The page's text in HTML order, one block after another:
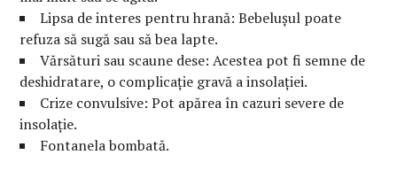
Lipsa de interes pentru hrană: Bebelușul poate
refuza să sugă sau să bea lapte.
Vărsături sau scaune dese: Acestea pot fi semne de
deshidratare, o complicație gravă a insolației.
Crize convulsive: Pot apărea în cazuri severe de
insolație.
Fontanela bombată.